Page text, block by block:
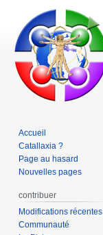
Accueil
Catallaxia ?
Page au hasard
Nouvelles pages
contribuer
Modifications récentes
Communauté